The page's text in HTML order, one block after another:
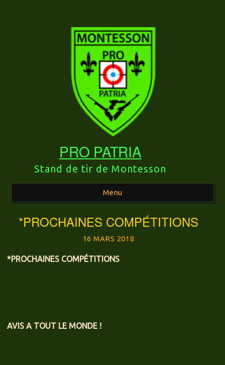
PRO PATRIA
Stand de tir de Montesson
Menu
Aller au contenu principal
*PROCHAINES COMPÉTITIONS
16 MARS 2018
*PROCHAINES COMPÉTITIONS
AVIS A TOUT LE MONDE !